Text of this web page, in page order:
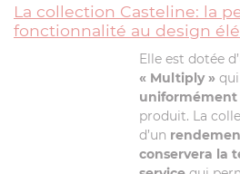
La collection Casteline: la
fonctionnalité au design
Elle est dotée
« Multiply » qui
uniformément
produit. La
d’un
conservera la